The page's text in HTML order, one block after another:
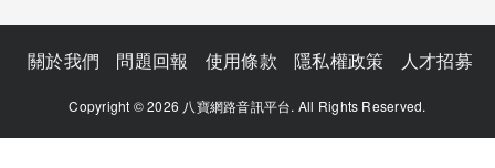
關於我們 問題回報 使用條款 隱私權政策 人才招募
Copyright © 2026 八寶網路音訊平台. All Rights Reserved.